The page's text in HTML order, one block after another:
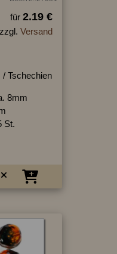
für 2.19 €
zzgl. Versand
/ Tschechien
8mm
St.